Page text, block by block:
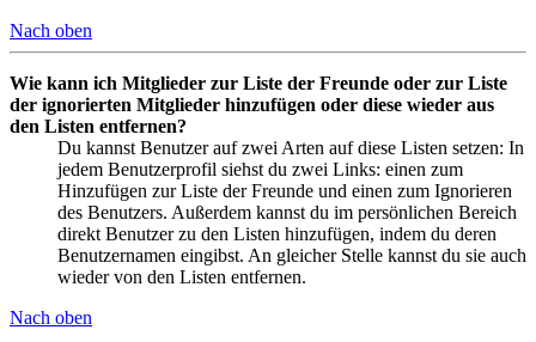
Nach oben
Wie kann ich Mitglieder zur Liste der Freunde oder zur Liste
der ignorierten Mitglieder hinzufügen oder diese wieder aus
den Listen entfernen?
Du kannst Benutzer auf zwei Arten auf diese Listen setzen: In
jedem Benutzerprofil siehst du zwei Links: einen zum
Hinzufügen zur Liste der Freunde und einen zum Ignorieren
des Benutzers. Außerdem kannst du im persönlichen Bereich
direkt Benutzer zu den Listen hinzufügen, indem du deren
Benutzernamen eingibst. An gleicher Stelle kannst du sie auch
wieder von den Listen entfernen.
Nach oben